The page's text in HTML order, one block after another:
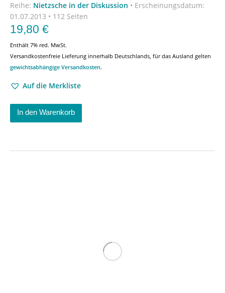
Reihe: Nietzsche in der Diskussion • Erscheinungsdatum:
01.07.2013 • 112 Seiten
19,80 €
Enthält 7% red. MwSt.
Versandkostenfreie Lieferung innerhalb Deutschlands, für das Ausland gelten
gewichtsabhängige Versandkosten.
Auf die Merkliste
In den Warenkorb